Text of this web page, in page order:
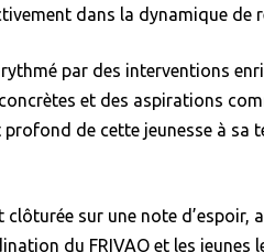
dans la dynamique
par des interventions
et des aspirations
profond de cette jeunesse à
clôturée sur une note
du FRIVAO et les jeunes